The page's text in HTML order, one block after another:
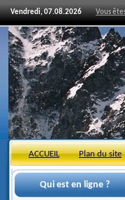
Vendredi, 07.08.2026 Vous
ACCUEIL Plan du site
Qui est en ligne ?